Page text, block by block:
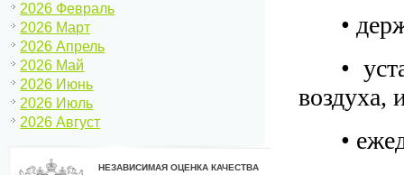
2026 Февраль
2026 Март
2026 Апрель
2026 Май
2026 Июнь
2026 Июль
2026 Август
•
•
воздуха,
•